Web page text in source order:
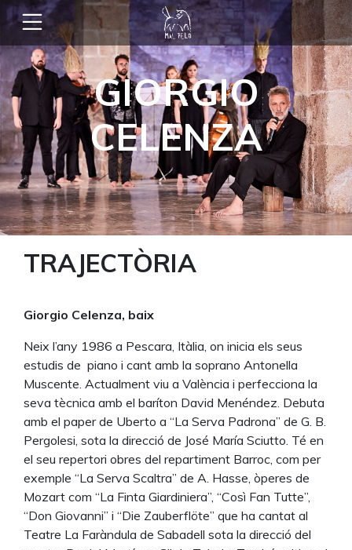
GIORGIO
CELENZA
TRAJECTÒRIA
Giorgio Celenza, baix
Neix l’any 1986 a Pescara, Itàlia, on inicia els seus
estudis de piano i cant amb la soprano Antonella
Muscente. Actualment viu a València i perfecciona la
seva tècnica amb el baríton David Menéndez. Debuta
amb el paper de Uberto a “La Serva Padrona” de G. B.
Pergolesi, sota la direcció de José María Sciutto. Té en
el seu repertori obres del repartiment Barroc, com per
exemple “La Serva Scaltra” de A. Hasse, òperes de
Mozart com “La Finta Giardiniera”, “Così Fan Tutte”,
“Don Giovanni” i “Die Zauberflöte” que ha cantat al
Teatre La Faràndula de Sabadell sota la direcció del